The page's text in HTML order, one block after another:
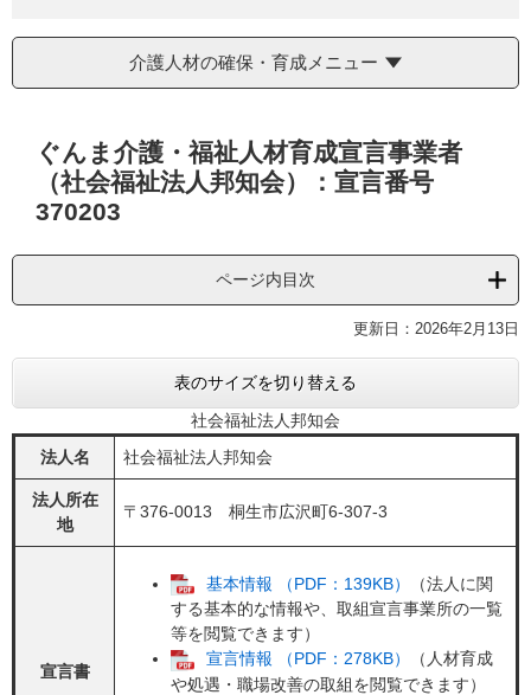
介護人材の確保・育成メニュー
ぐんま介護・福祉人材育成宣言事業者
（社会福祉法人邦知会）：宣言番号
370203
ページ内目次
更新日：2026年2月13日
表のサイズを切り替える
社会福祉法人邦知会
法人名
社会福祉法人邦知会
法人所在
地
〒376-0013 桐生市広沢町6-307-3
宣言書
基本情報 （PDF：139KB）
（法人に関
する基本的な情報や、取組宣言事業所の一覧
等を閲覧できます）
宣言情報 （PDF：278KB）
（人材育成
や処遇・職場改善の取組を閲覧できます）